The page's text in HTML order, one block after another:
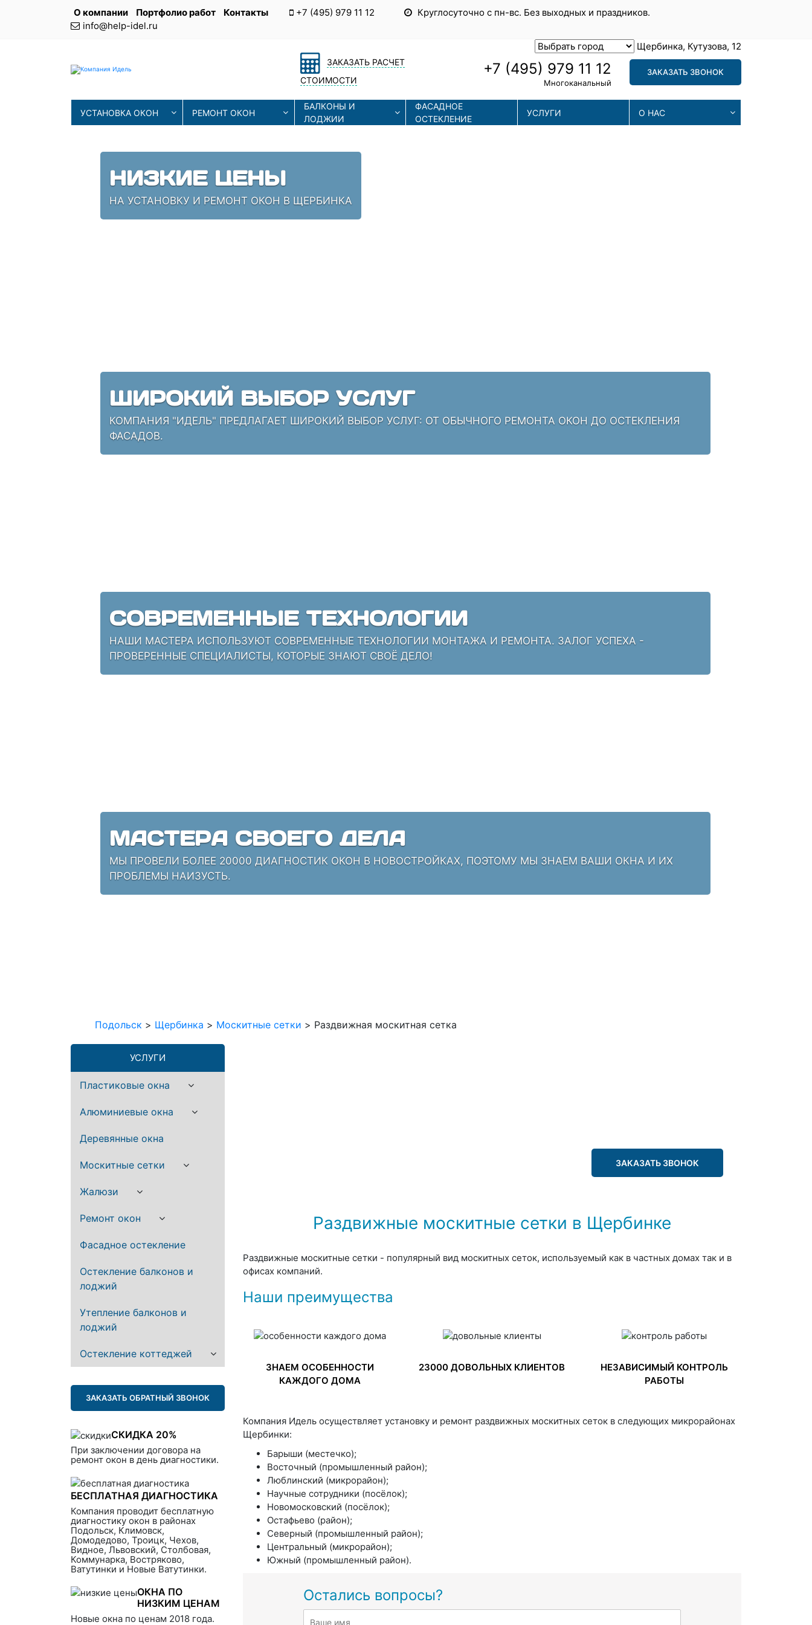
О компании Портфолио работ Контакты +7 (495) 979 11 12
Круглосуточно с пн-вс. Без выходных и праздников.
info@help-idel.ru
ЗАКАЗАТЬ РАСЧЕТ
СТОИМОСТИ
Щербинка, Кутузова, 12
+7 (495) 979 11 12
Многоканальный
ЗАКАЗАТЬ ЗВОНОК
УСТАНОВКА ОКОН РЕМОНТ ОКОН
БАЛКОНЫ И
ЛОДЖИИ
ФАСАДНОЕ
ОСТЕКЛЕНИЕ
УСЛУГИ О НАС
НИЗКИЕ ЦЕНЫ
НА УСТАНОВКУ И РЕМОНТ ОКОН В ЩЕРБИНКА
ШИРОКИЙ ВЫБОР УСЛУГ
КОМПАНИЯ "ИДЕЛЬ" ПРЕДЛАГАЕТ ШИРОКИЙ ВЫБОР УСЛУГ: ОТ ОБЫЧНОГО РЕМОНТА ОКОН ДО ОСТЕКЛЕНИЯ
ФАСАДОВ.
СОВРЕМЕННЫЕ ТЕХНОЛОГИИ
НАШИ МАСТЕРА ИСПОЛЬЗУЮТ СОВРЕМЕННЫЕ ТЕХНОЛОГИИ МОНТАЖА И РЕМОНТА. ЗАЛОГ УСПЕХА -
ПРОВЕРЕННЫЕ СПЕЦИАЛИСТЫ, КОТОРЫЕ ЗНАЮТ СВОЁ ДЕЛО!
МАСТЕРА СВОЕГО ДЕЛА
МЫ ПРОВЕЛИ БОЛЕЕ 20000 ДИАГНОСТИК ОКОН В НОВОСТРОЙКАХ, ПОЭТОМУ МЫ ЗНАЕМ ВАШИ ОКНА И ИХ
ПРОБЛЕМЫ НАИЗУСТЬ.
Подольск > Щербинка > Москитные сетки > Раздвижная москитная сетка
УСЛУГИ
Пластиковые окна
Алюминиевые окна
Деревянные окна
Москитные сетки
Жалюзи
Ремонт окон
Фасадное остекление
Остекление балконов и
лоджий
Утепление балконов и
лоджий
Остекление коттеджей
ЗАКАЗАТЬ ОБРАТНЫЙ ЗВОНОК
СКИДКА 20%
При заключении договора на
ремонт окон в день диагностики.
БЕСПЛАТНАЯ ДИАГНОСТИКА
Компания проводит бесплатную
диагностику окон в районах
Подольск, Климовск,
Домодедово, Троицк, Чехов,
Видное, Львовский, Столбовая,
Коммунарка, Востряково,
Ватутинки и Новые Ватутинки.
ОКНА ПО
НИЗКИМ ЦЕНАМ
Новые окна по ценам 2018 года.
ЗАКАЗАТЬ ЗВОНОК
Раздвижные москитные сетки в Щербинке
Раздвижные москитные сетки - популярный вид москитных сеток, используемый как в частных домах так и в
офисах компаний.
Наши преимущества
ЗНАЕМ ОСОБЕННОСТИ
КАЖДОГО ДОМА
23000 ДОВОЛЬНЫХ КЛИЕНТОВ
НЕЗАВИСИМЫЙ КОНТРОЛЬ
РАБОТЫ
Компания Идель осуществляет установку и ремонт раздвижных москитных сеток в следующих микрорайонах
Щербинки:
Барыши (местечко);
Восточный (промышленный район);
Люблинский (микрорайон);
Научные сотрудники (посёлок);
Новомосковский (посёлок);
Остафьево (район);
Северный (промышленный район);
Центральный (микрорайон);
Южный (промышленный район).
Остались вопросы?